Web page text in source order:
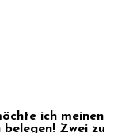
ich meinen
Zwei zu